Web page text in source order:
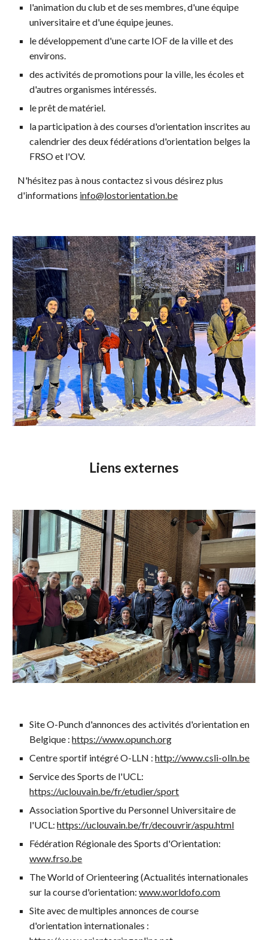
l'animation du club et de ses membres, d'une équipe
universitaire et d'une équipe jeunes.
le développement d'une carte IOF de la ville et des
environs.
des activités de promotions pour la ville, les écoles et
d'autres organismes intéressés.
le prêt de matériel.
la participation à des courses d'orientation inscrites au
calendrier des deux fédérations d'orientation belges la
FRSO et l'OV.
N'hésitez pas à nous contactez si vous désirez plus
d'informations info@lostorientation.be
Liens externes
Site O-Punch d'annonces des activités d'orientation en
Belgique :https://www.opunch.org
Centre sportif intégré O-LLN :http://www.csli-olln.be
Service des Sports de l'UCL:
https://uclouvain.be/fr/etudier/sport
Association Sportive du Personnel Universitaire de
l'UCL:https://uclouvain.be/fr/decouvrir/aspu.html
Fédération Régionale des Sports d'Orientation:
www.frso.be
The World of Orienteering (Actualités internationales
sur la course d'orientation:www.worldofo.com
Site avec de multiples annonces de course
d'orientation internationales :